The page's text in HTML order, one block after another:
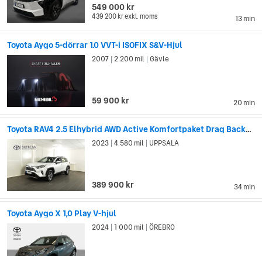
13 min
549 000 kr
439 200 krexkl. moms
Toyota Aygo 5-dörrar 1.0 VVT-i ISOFIX S&V-Hjul
20 min
2007 2 200 mil Gävle
59 900 kr
Toyota RAV4 2.5 Elhybrid AWD Active Komfortpaket Drag Backkamera
34 min
2023 4 580 mil UPPSALA
389 900 kr
Toyota Aygo X 1,0 Play V-hjul
2024 1 000 mil ÖREBRO